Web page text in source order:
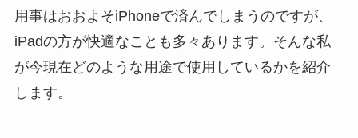
用事はおおよそiPhoneで済んでしまうのですが、
iPadの方が快適なことも多々あります。そんな私
が今現在どのような用途で使用しているかを紹介
します。